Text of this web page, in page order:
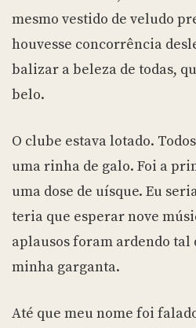
mesmo vestido de veludo
houvesse concorrência
balizar a beleza de todas,
belo.
O clube estava lotado.
uma rinha de galo. Foi a
uma dose de uísque. Eu
teria que esperar nove
aplausos foram ardendo tal
minha garganta.
Até que meu nome foi